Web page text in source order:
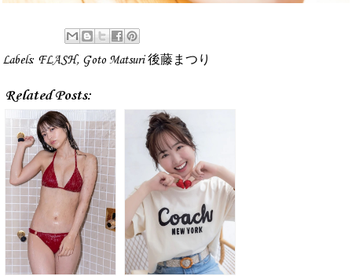
Labels: FLASH, Goto Matsuri 後藤まつり
Related Posts: